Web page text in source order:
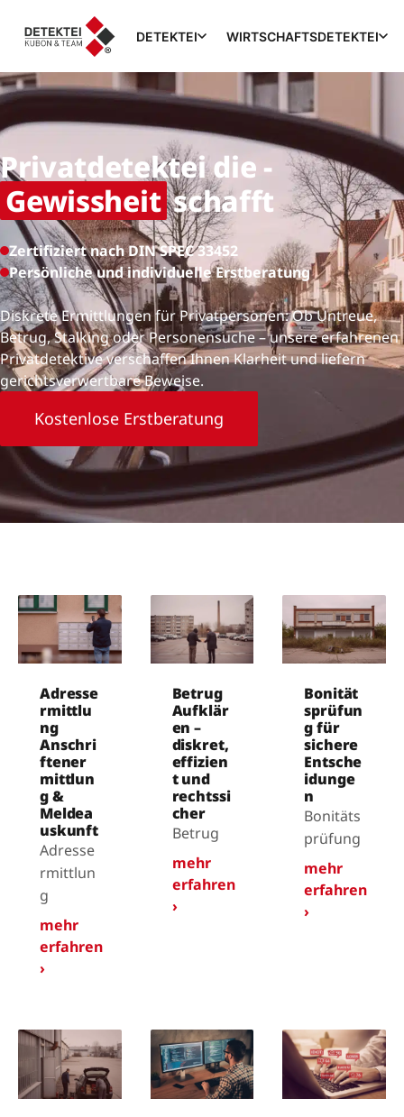
DETEKTEI WIRTSCHAFTSDETEKTEI
Privatdetektei die -
Gewissheitschafft
Zertifiziert nach DIN SPEC 33452
Persönliche und individuelle Erstberatung
Diskrete Ermittlungen für Privatpersonen: Ob Untreue,
Betrug, Stalking oder Personensuche – unsere erfahrenen
Privatdetektive verschaffen Ihnen Klarheit und liefern
gerichtsverwertbare Beweise.
Kostenlose Erstberatung
Adresse
rmittlu
ng
Anschri
ftener
mittlun
g &
Meldea
uskunft
Adresse
rmittlun
g
mehr
erfahren
›
Betrug
Aufklär
en –
diskret,
effizien
t und
rechtssi
cher
Betrug
mehr
erfahren
›
Bonität
sprüfun
g für
sichere
Entsche
idunge
n
Bonitäts
prüfung
mehr
erfahren
›